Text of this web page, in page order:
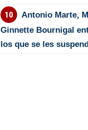
Antonio Marte,
Ginnette Bournigal
los que se les